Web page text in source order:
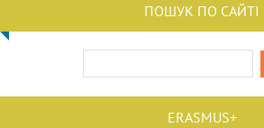
ПОШУК ПО САЙТІ
ERASMUS+